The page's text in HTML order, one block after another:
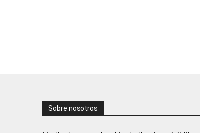
Sobre nosotros